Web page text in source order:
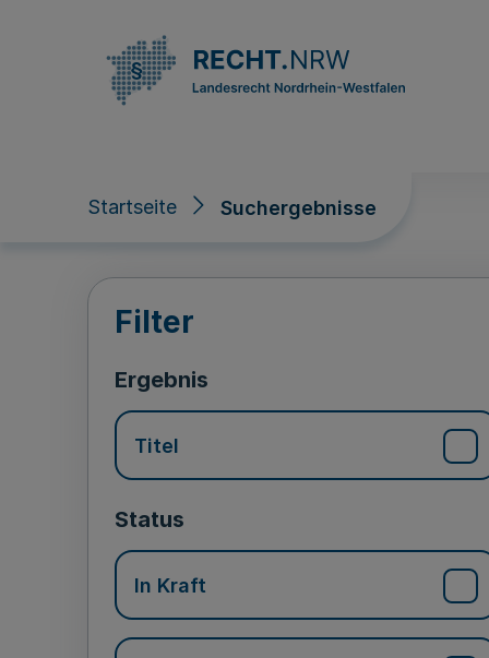
Startseite Suchergebnisse
Suchergebnisse
Filter
Ergebnis
Titel
Status
In Kraft